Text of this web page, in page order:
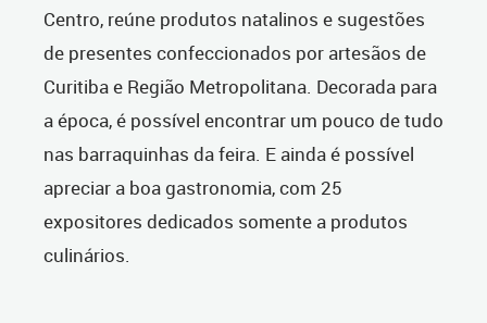
Centro, reúne produtos natalinos e sugestões
de presentes confeccionados por artesãos de
Curitiba e Região Metropolitana. Decorada para
a época, é possível encontrar um pouco de tudo
nas barraquinhas da feira. E ainda é possível
apreciar a boa gastronomia, com 25
expositores dedicados somente a produtos
culinários.